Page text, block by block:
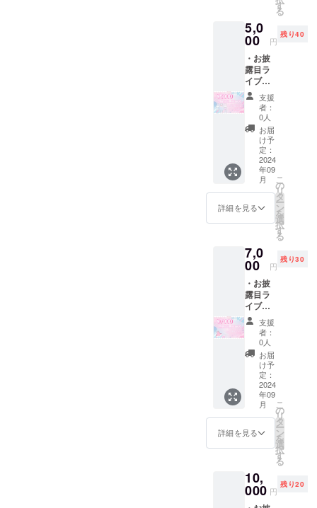
です。
披露目
以降の
どのラ
イブで
も、ど
のメン
バーで
もお使
いいた
だけま
す。 す
べて1枚
につき
トーク
タイム
が60秒
ずつつ
いてき
※チェキ
期限：
アイド
ル活動
を続け
ている
限り
ずっと
す
る
5,0
00 円
残り40
・お披
露目ラ
イブ、
特典会
に招待
・チェ
キ券
×10(サ
インつ
き) ・
チェキ
×10(サ
インな
し) チェ
キ券は
目ライ
ブ以降
のどの
ライブ
でも、
どのメ
ンバー
でもお
使いい
ただけ
ます。
サイン
つきの
チェキ
券の
み、1枚
につき
ずつつ
いてき
ます。
支援
者：
0人
お届
け予
定：
2024
年09
月
詳細を見る
こ
の
リ
タ
ー
ン
を
選
択
す
る
7,0
00 円
残り30
・お披
露目ラ
イブ、
特典会
に招待
・チェ
キ券
×10(サ
インつ
チェキ
×10(サ
インな
し) ・お
披露目
当日、
メン
バー集
支援
者：
0人
お届
け予
定：
2024
年09
月
詳細を見る
こ
の
リ
タ
ー
ン
を
選
択
す
る
10,
000 円
残り20